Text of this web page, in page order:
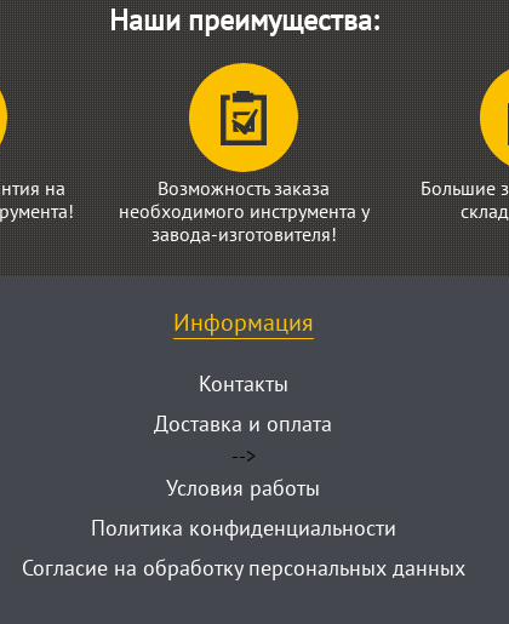
Наши преимущества:
на
Возможность заказа
необходимого инструмента у
завода-изготовителя!
Большие
Информация
Контакты
Доставка и оплата
-->
Условия работы
Политика конфиденциальности
Согласие на обработку персональных данных